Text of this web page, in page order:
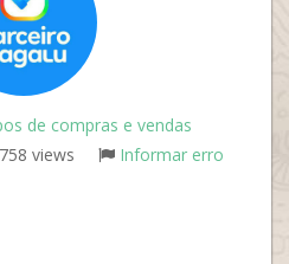
de compras e vendas
views Informar erro